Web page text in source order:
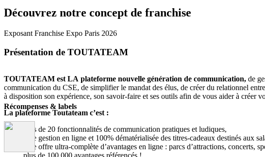
Découvrez notre concept de franchise
Exposant Franchise Expo Paris 2026
Présentation de TOUTATEAM
TOUTATEAM est LA plateforme nouvelle génération de communication, de
communication du CSE, de simplifier le mandat des élus, de créer du relationnel
à disposition son expérience, son savoir-faire et ses outils afin de vous aider à créer
La plateforme Toutateam c’est :
Plus de 20 fonctionnalités de communication pratiques et ludiques,
Une gestion en ligne et 100% dématérialisée des titres-cadeaux destinés aux
Une offre ultra-complète d’avantages en ligne : parcs d’attractions, concerts,
plus de 100 000 avantages référencés !
Récompenses & labels